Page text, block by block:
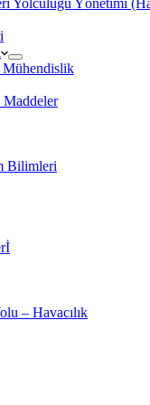
Yolculuğu Yönetimi
Bilimleri
– Havacılık